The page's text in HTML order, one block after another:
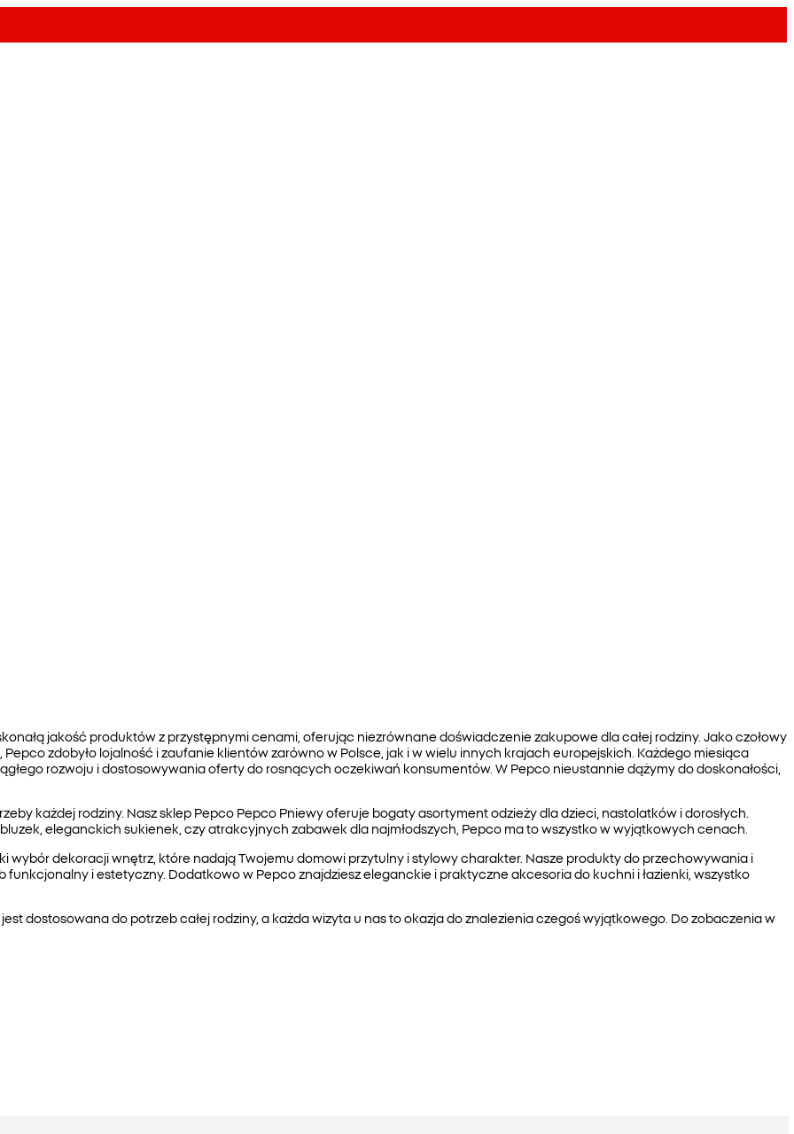
jakość produktów z przystępnymi cenami, oferując niezrównane doświadczenie zakupowe dla całej rodziny. Jako czołowy
zdobyło lojalność i zaufanie klientów zarówno w Polsce, jak i w wielu innych krajach europejskich. Każdego miesiąca
rozwoju i dostosowywania oferty do rosnących oczekiwań konsumentów. W Pepco nieustannie dążymy do doskonałości,
każdej rodziny. Nasz sklep Pepco Pepco Pniewy oferuje bogaty asortyment odzieży dla dzieci, nastolatków i dorosłych.
eleganckich sukienek, czy atrakcyjnych zabawek dla najmłodszych, Pepco ma to wszystko w wyjątkowych cenach.
wybór dekoracji wnętrz, które nadają Twojemu domowi przytulny i stylowy charakter. Nasze produkty do przechowywania i
i estetyczny. Dodatkowo w Pepco znajdziesz eleganckie i praktyczne akcesoria do kuchni i łazienki, wszystko
dostosowana do potrzeb całej rodziny, a każda wizyta u nas to okazja do znalezienia czegoś wyjątkowego. Do zobaczenia w